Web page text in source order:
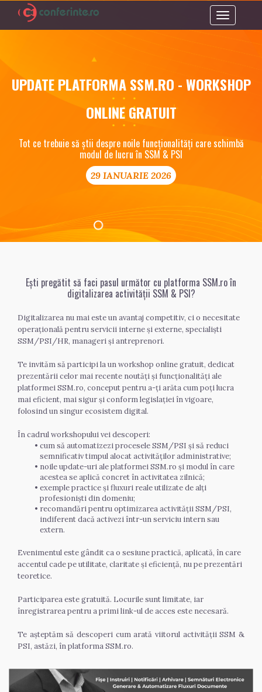
UPDATE PLATFORMA SSM.RO - WORKSHOP
ONLINE GRATUIT
Tot ce trebuie să știi despre noile funcționalități care schimbă
modul de lucru în SSM & PSI
29 IANUARIE 2026
Ești pregătit să faci pasul următor cu platforma SSM.ro în
digitalizarea activității SSM & PSI?
Digitalizarea nu mai este un avantaj competitiv, ci o necesitate
operațională pentru servicii interne și externe, specialiști
SSM/PSI/HR, manageri și antreprenori.
Te invităm să participi la un workshop online gratuit, dedicat
prezentării celor mai recente noutăți și funcționalități ale
platformei SSM.ro, conceput pentru a-ți arăta cum poți lucra
mai eficient, mai sigur și conform legislației în vigoare,
folosind un singur ecosistem digital.
În cadrul workshopului vei descoperi:
cum să automatizezi procesele SSM/PSI și să reduci
semnificativ timpul alocat activităților administrative;
noile update-uri ale platformei SSM.ro și modul în care
acestea se aplică concret în activitatea zilnică;
exemple practice și fluxuri reale utilizate de alți
profesioniști din domeniu;
recomandări pentru optimizarea activității SSM/PSI,
indiferent dacă activezi într-un serviciu intern sau
extern.
Evenimentul este gândit ca o sesiune practică, aplicată, în care
accentul cade pe utilitate, claritate și eficiență, nu pe prezentări
teoretice.
Participarea este gratuită. Locurile sunt limitate, iar
înregistrarea pentru a primi link-ul de acces este necesară.
Te așteptăm să descoperi cum arată viitorul activității SSM &
PSI, astăzi, în platforma SSM.ro.
Toggle
navigation